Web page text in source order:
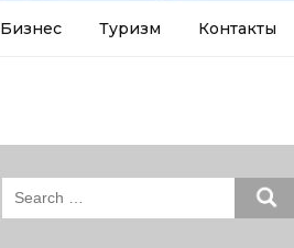
Бизнес Туризм Контакты
Search